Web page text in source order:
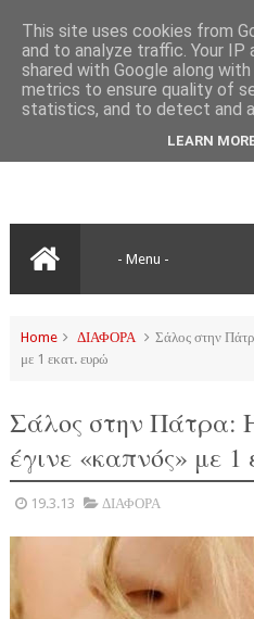
Home ΔΙΑΦΟΡΑ
Σάλος στην
με 1 εκατ. ευρώ
Σάλος στην Πάτρα:
έγινε «καπνός» με
19.3.13 ΔΙΑΦΟΡΑ
This site uses cookies from
and to analyze traffic. Your IP
shared with Google along
metrics to ensure quality of
statistics, and to detect and
LEARN